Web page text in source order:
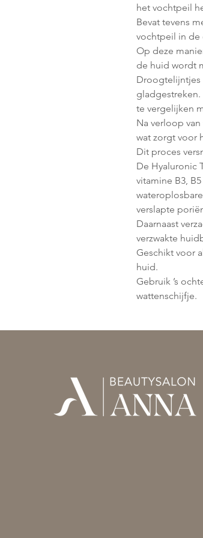
het vochtpeil
Bevat tevens
vochtpeil in de
Op deze
de huid wordt
Droogtelijntjes
gladgestreken.
te vergelijken
Na verloop
wat zorgt voor
Dit proces
De Hyaluronic
vitamine B3,
verslapte
Daarnaast
verzwakte
Geschikt voor
huid.
Gebruik ’s
wattenschijfje.